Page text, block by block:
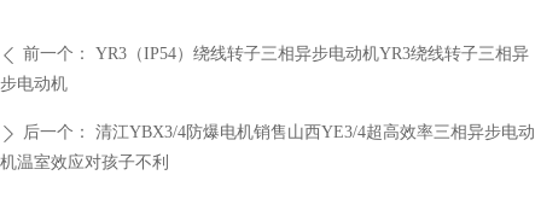
ꄴ 前一个：
YR3（IP54）绕线转子三相异步电动机YR3绕线转子三相异
步电动机
ꄲ 后一个：
清江YBX3/4防爆电机销售山西YE3/4超高效率三相异步电动
机温室效应对孩子不利